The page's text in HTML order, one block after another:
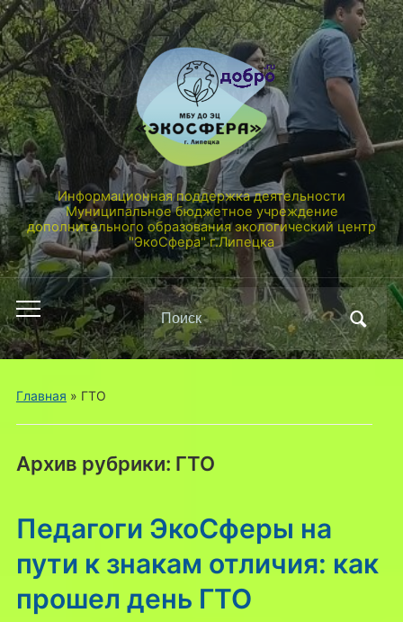
Информационная поддержка деятельности
Муниципальное бюджетное учреждение
дополнительного образования экологический центр
"ЭкоСфера" г.Липецка
Переключить
мобильное
меню
Поиск
по:
Главная » ГТО
Архив рубрики: ГТО
Педагоги ЭкоСферы на
пути к знакам отличия: как
прошел день ГТО